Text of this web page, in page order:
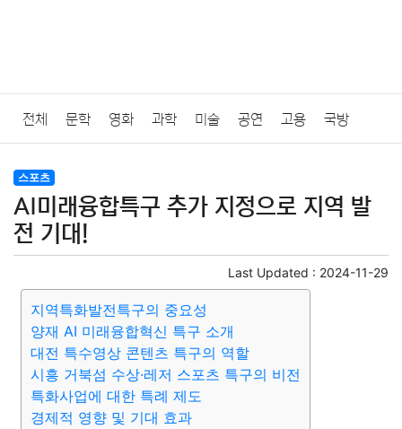
전체 문학 영화 과학 미술 공연 고용 국방
법률
질병 가요 방송 일상 주식 암호화폐 블록체인
미용 증권 인테리어
요리 상품리뷰 원예 금융
대출 자동차 취미 여행 맛집 IT 컴퓨터
종교 사회 정치 건강
스포츠
AI미래융합특구 추가 지정으로 지역 발
전 기대!
Last Updated : 2024-11-29
지역특화발전특구의 중요성
양재 AI 미래융합혁신 특구 소개
대전 특수영상 콘텐츠 특구의 역할
시흥 거북섬 수상·레저 스포츠 특구의 비전
특화사업에 대한 특례 제도
경제적 영향 및 기대 효과